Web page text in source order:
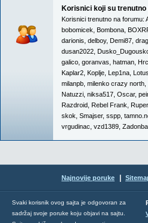
Korisnici koji su trenutno
Korisnici trenutno na forumu:
bobomicek Bombona
darionis delboy, Demi87
dusan2022
galico goranvas hatman
Kaplar2 Koplje Lep1na Lotus
milanpb milenko crazy north
Natuzzi niksa517 Oscar,
Razdroid Rebel Frank
skok Smajser, sspp
vrgudinac vzd1389
Najnovije poruke
Svaki korisnik ovog sajta je odgovoran za
sadržaj svoje poruke koju objavi na sajtu.